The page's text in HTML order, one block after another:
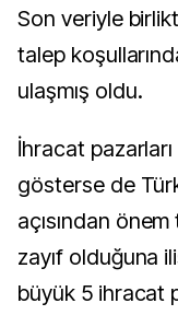
Son veriyle
talep
ulaşmış oldu.
İhracat
gösterse de
açısından
zayıf olduğuna
büyük 5 ihracat